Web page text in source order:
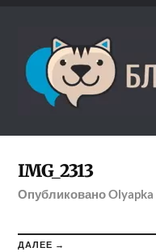
IMG_2313
ОпубликованоOlyapka
ДАЛЕЕ →